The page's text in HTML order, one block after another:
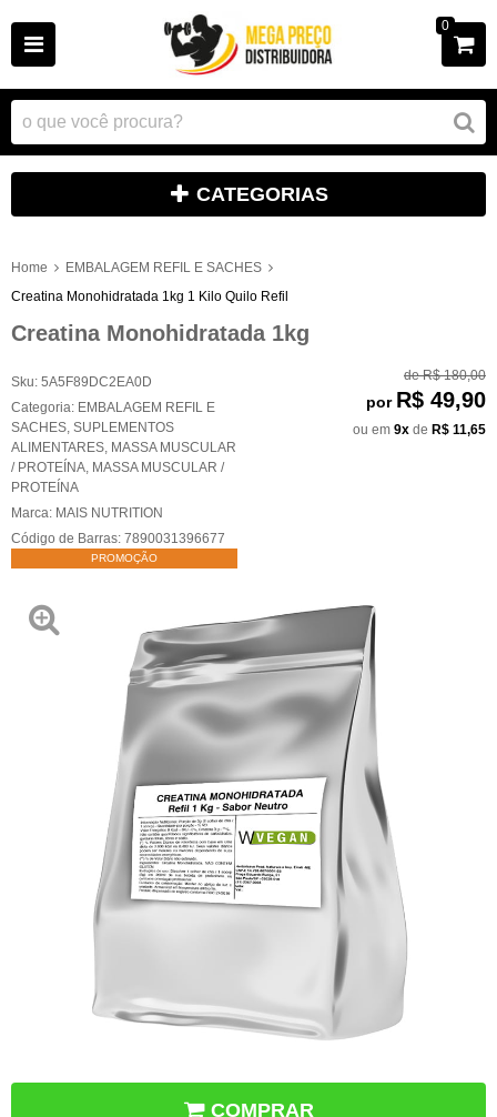
0
CATEGORIAS
Home
EMBALAGEM REFIL E SACHES
Creatina Monohidratada 1kg 1 Kilo Quilo Refil
Creatina Monohidratada 1kg
Sku: 5A5F89DC2EA0D
Categoria: EMBALAGEM REFIL E
SACHES SUPLEMENTOS
ALIMENTARES MASSA MUSCULAR
/ PROTEÍNA MASSA MUSCULAR /
PROTEÍNA
Marca: MAIS NUTRITION
Código de Barras: 7890031396677
PROMOÇÃO
de R$ 180,00
por R$ 49,90
ou em 9x de R$ 11,65
COMPRAR